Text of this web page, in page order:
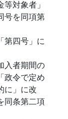
対象者」
号を同項第
第四号」に
入者期間の
政令で定め
に」に改
同条第二項